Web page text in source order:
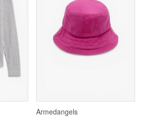
Armedangels